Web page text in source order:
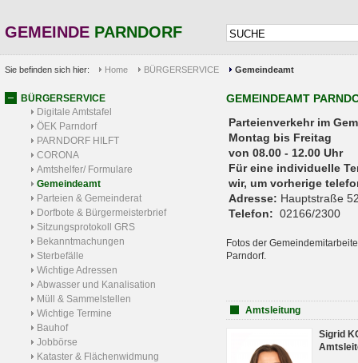
GEMEINDE PARNDORF
Sie befinden sich hier: Home BÜRGERSERVICE Gemeindeamt
BÜRGERSERVICE
Digitale Amtstafel
ÖEK Parndorf
PARNDORF HILFT
CORONA
Amtshelfer/ Formulare
Gemeindeamt
Parteien & Gemeinderat
Dorfbote & Bürgermeisterbrief
Sitzungsprotokoll GRS
Bekanntmachungen
Sterbefälle
Wichtige Adressen
Abwasser und Kanalisation
Müll & Sammelstellen
Wichtige Termine
Bauhof
Jobbörse
Kataster & Flächenwidmung
GEMEINDEAMT
Parteienverkehr
Montag bis Freitag
von 08.00 - 12.00 Uhr
Für eine individuelle
wir, um vorherige
Adresse: Hauptstraße
Telefon: 02166/2300
Fotos der
Parndorf.
Amtsleitung
Sigrid